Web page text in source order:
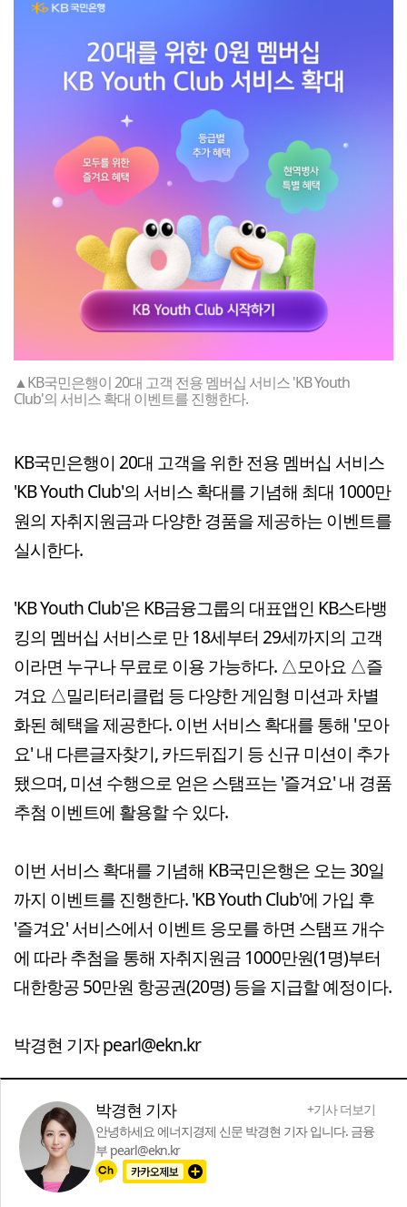
▲KB국민은행이 20대 고객 전용 멤버십 서비스 'KB Youth
Club'의 서비스 확대 이벤트를 진행한다.
KB국민은행이 20대 고객을 위한 전용 멤버십 서비스
'KB Youth Club'의 서비스 확대를 기념해 최대 1000만
원의 자취지원금과 다양한 경품을 제공하는 이벤트를
실시한다.
'KB Youth Club'은 KB금융그룹의 대표앱인 KB스타뱅
킹의 멤버십 서비스로 만 18세부터 29세까지의 고객
이라면 누구나 무료로 이용 가능하다. △모아요 △즐
겨요 △밀리터리클럽 등 다양한 게임형 미션과 차별
화된 혜택을 제공한다. 이번 서비스 확대를 통해 '모아
요' 내 다른글자찾기, 카드뒤집기 등 신규 미션이 추가
됐으며, 미션 수행으로 얻은 스탬프는 '즐겨요' 내 경품
추첨 이벤트에 활용할 수 있다.
이번 서비스 확대를 기념해 KB국민은행은 오는 30일
까지 이벤트를 진행한다. 'KB Youth Club'에 가입 후
'즐겨요' 서비스에서 이벤트 응모를 하면 스탬프 개수
에 따라 추첨을 통해 자취지원금 1000만원(1명)부터
대한항공 50만원 항공권(20명) 등을 지급할 예정이다.
박경현 기자 pearl@ekn.kr
박경현 기자
+기사 더보기
안녕하세요 에너지경제 신문 박경현 기자 입니다. 금융
부 pearl@ekn.kr